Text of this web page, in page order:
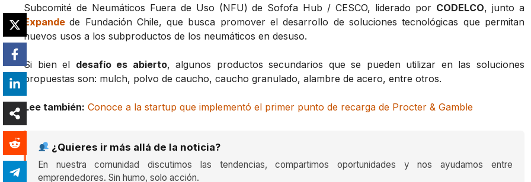
Subcomité de Neumáticos Fuera de Uso (NFU) de Sofofa Hub / CESCO, liderado por CODELCO, junto a
Expande de Fundación Chile, que busca promover el desarrollo de soluciones tecnológicas que permitan
nuevos usos a los subproductos de los neumáticos en desuso.
Si bien el desafío es abierto, algunos productos secundarios que se pueden utilizar en las soluciones
propuestas son: mulch, polvo de caucho, caucho granulado, alambre de acero, entre otros.
Lee también: Conoce a la startup que implementó el primer punto de recarga de Procter & Gamble
¿Quieres ir más allá de la noticia?
En nuestra comunidad discutimos las tendencias, compartimos oportunidades y nos ayudamos entre
emprendedores. Sin humo, solo acción.